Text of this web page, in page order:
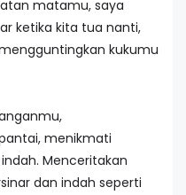
matamu, saya
ketika kita tua nanti,
kukumu
menikmati
Menceritakan
dan indah seperti